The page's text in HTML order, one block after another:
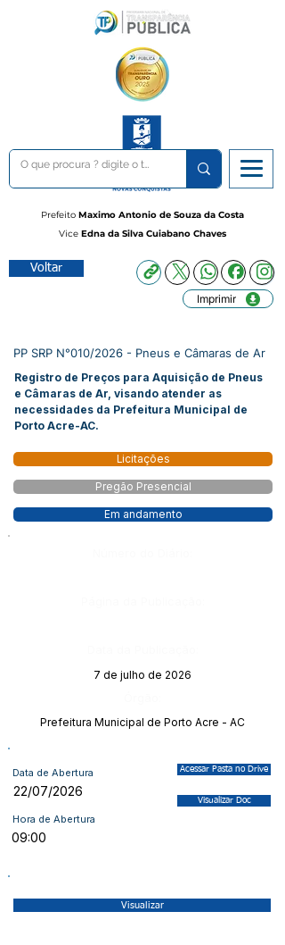
Prefeito Maximo Antonio de Souza da Costa
Vice Edna da Silva Cuiabano Chaves
Voltar
Imprimir
PP SRP N°010/2026 - Pneus e Câmaras de Ar
Registro de Preços para Aquisição de Pneus
e Câmaras de Ar, visando atender as
necessidades da Prefeitura Municipal de
Porto Acre-AC.
Licitações
Pregão Presencial
Em andamento
7 de julho de 2026
Prefeitura Municipal de Porto Acre - AC
Data de Abertura
22/07/2026
Hora de Abertura
Acessar Pasta no Drive
Visualizar Doc
09:00
Visualizar